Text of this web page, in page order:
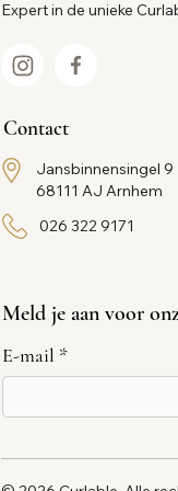
Expert in de unieke
Contact
Jansbinnensingel 9
68111 AJ Arnhem
026 322 9171
Meld je aan voor
E-mail *